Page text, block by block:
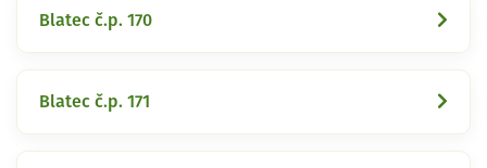
Blatec č.p. 170
Blatec č.p. 171